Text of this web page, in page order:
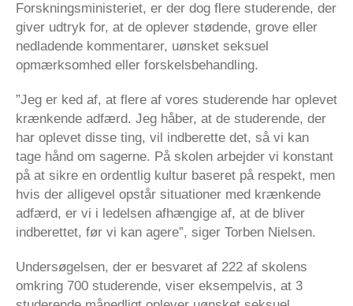
Forskningsministeriet, er der dog flere studerende, der
giver udtryk for, at de oplever stødende, grove eller
nedladende kommentarer, uønsket seksuel
opmærksomhed eller forskelsbehandling.
”Jeg er ked af, at flere af vores studerende har oplevet
krænkende adfærd. Jeg håber, at de studerende, der
har oplevet disse ting, vil indberette det, så vi kan
tage hånd om sagerne. På skolen arbejder vi konstant
på at sikre en ordentlig kultur baseret på respekt, men
hvis der alligevel opstår situationer med krænkende
adfærd, er vi i ledelsen afhængige af, at de bliver
indberettet, før vi kan agere”, siger Torben Nielsen.
Undersøgelsen, der er besvaret af 222 af skolens
omkring 700 studerende, viser eksempelvis, at 3